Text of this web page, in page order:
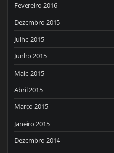
Fevereiro 2016
Dezembro 2015
Julho 2015
Junho 2015
Maio 2015
Abril 2015
Março 2015
Janeiro 2015
Dezembro 2014